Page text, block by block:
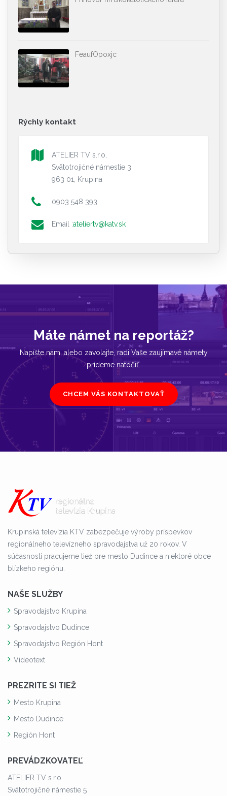
FeaufOpoxjc
Rýchly kontakt
ATELIER TV s.r.o,
Svätotrojičné námestie 3
963 01, Krupina
0903 548 393
Email :ateliertv@katv.sk
Máte námet na reportáž?
Napíšte nám, alebo zavolajte, radi Vaše zaujímavé námety
prídeme natočiť.
CHCEM VÁS KONTAKTOVAŤ
Krupinská televízia KTV zabezpečuje výroby príspevkov
regionálneho televízneho spravodajstva už 20 rokov. V
súčasnosti pracujeme tiež pre mesto Dudince a niektoré obce
blízkeho regiónu.
NAŠE SLUŽBY
Spravodajstvo Krupina
Spravodajstvo Dudince
Spravodajstvo Región Hont
Videotext
PREZRITE SI TIEŽ
Mesto Krupina
Mesto Dudince
Región Hont
PREVÁDZKOVATEĽ
ATELIER TV s.r.o.
Svätotrojičné námestie 5